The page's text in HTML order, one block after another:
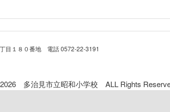
目１８０番地 電話 0572-22-3191
多治見市立昭和小学校 ALL Rights